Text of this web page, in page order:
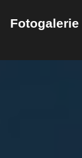
Fotogalerie